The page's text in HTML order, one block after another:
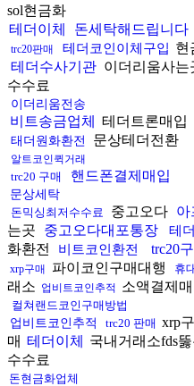
sol현금화
테더이체
돈세탁해드립니다
trc20판매 테더코인이체구입 현
테더수사기관 이더리움사는
수수료
이더리움전송
비트송금업체 테더트론매입
태더원화환전 문상테더전환
알트코인퀵거래
trc20 구매 핸드폰결제매입
문상세탁
돈믹싱최저수수료
중고오다 아
는곳
중고오다대포통장 테
화환전
비트코인환전 trc20
xrp구매 파이코인구매대행 휴
래소 업비트코인추적 소액결제
컬쳐랜드코인구매방법
업비트코인추적
trc20 판매 xrp
매 테더이체 국내거래소fds
수수료
돈현금화업체